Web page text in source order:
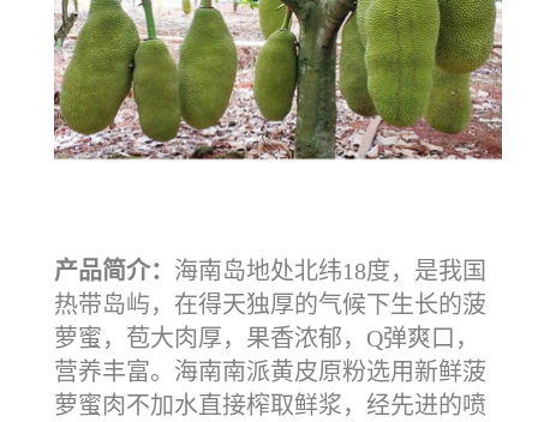
产品简介： 海南岛地处北纬18度，是我国
热带岛屿，在得天独厚的气候下生长的菠
萝蜜，苞大肉厚，果香浓郁，Q弹爽口，
营养丰富。海南南派黄皮原粉选用新鲜菠
萝蜜肉不加水直接榨取鲜浆，经先进的喷